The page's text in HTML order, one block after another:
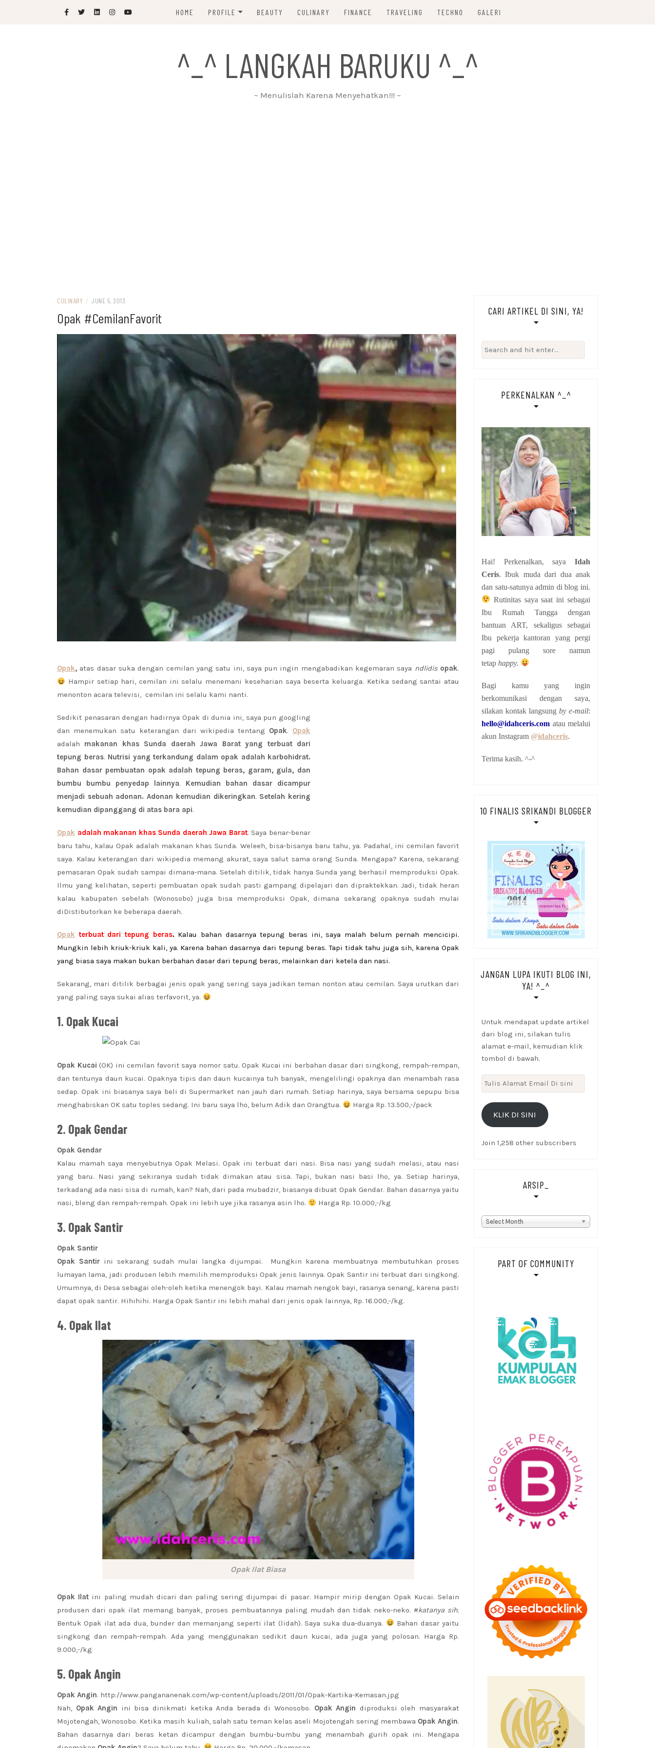
HOME PROFILE
DISCLAIMER
PRIVACY POLICY
BEAUTY CULINARY FINANCE TRAVELING TECHNO GALERI
^_^ LANGKAH BARUKU ^_^
~ Menulislah Karena Menyehatkan!!! ~
CULINARY / JUNE 5, 2013
Opak #CemilanFavorit
Opak, atas dasar suka dengan cemilan yang satu ini, saya pun ingin mengabadikan kegemaran saya ndlidis opak.
Hampir setiap hari, cemilan ini selalu menemani keseharian saya beserta keluarga. Ketika sedang santai atau
menonton acara televisi, cemilan ini selalu kami nanti.
Sedikit penasaran dengan hadirnya Opak di dunia ini, saya pun googling
dan menemukan satu keterangan dari wikipedia tentang Opak. Opak
adalah makanan khas Sunda daerah Jawa Barat yang terbuat dari
tepung beras. Nutrisi yang terkandung dalam opak adalah karbohidrat.
Bahan dasar pembuatan opak adalah tepung beras, garam, gula, dan
bumbu bumbu penyedap lainnya. Kemudian bahan dasar dicampur
menjadi sebuah adonan. Adonan kemudian dikeringkan. Setelah kering
kemudian dipanggang di atas bara api.
Opak adalah makanan khas Sunda daerah Jawa Barat. Saya benar-benar
baru tahu, kalau Opak adalah makanan khas Sunda. Weleeh, bisa-bisanya baru tahu, ya. Padahal, ini cemilan favorit
saya. Kalau keterangan dari wikipedia memang akurat, saya salut sama orang Sunda. Mengapa? Karena, sekarang
pemasaran Opak sudah sampai dimana-mana. Setelah ditilik, tidak hanya Sunda yang berhasil memproduksi Opak.
Ilmu yang kelihatan, seperti pembuatan opak sudah pasti gampang dipelajari dan dipraktekkan. Jadi, tidak heran
kalau kabupaten sebelah (Wonosobo) juga bisa memproduksi Opak, dimana sekarang opaknya sudah mulai
diDistibutorkan ke beberapa daerah.
Opak terbuat dari tepung beras. Kalau bahan dasarnya tepung beras ini, saya malah belum pernah mencicipi.
Mungkin lebih kriuk-kriuk kali, ya. Karena bahan dasarnya dari tepung beras. Tapi tidak tahu juga sih, karena Opak
yang biasa saya makan bukan berbahan dasar dari tepung beras, melainkan dari ketela dan nasi.
Sekarang, mari ditilik berbagai jenis opak yang sering saya jadikan teman nonton atau cemilan. Saya urutkan dari
yang paling saya sukai alias terfavorit, ya.
1. Opak Kucai
Opak Kucai (OK) ini cemilan favorit saya nomor satu. Opak Kucai ini berbahan dasar dari singkong, rempah-rempan,
dan tentunya daun kucai. Opaknya tipis dan daun kucainya tuh banyak, mengelilingi opaknya dan menambah rasa
sedap. Opak ini biasanya saya beli di Supermarket nan jauh dari rumah. Setiap harinya, saya bersama sepupu bisa
menghabiskan OK satu toples sedang. Ini baru saya lho, belum Adik dan Orangtua.
Harga Rp. 13.500,-/pack
2. Opak Gendar
Opak Gendar
Kalau mamah saya menyebutnya Opak Melasi. Opak ini terbuat dari nasi. Bisa nasi yang sudah melasi, atau nasi
yang baru. Nasi yang sekiranya sudah tidak dimakan atau sisa. Tapi, bukan nasi basi lho, ya. Setiap harinya,
terkadang ada nasi sisa di rumah, kan? Nah, dari pada mubadzir, biasanya dibuat Opak Gendar. Bahan dasarnya yaitu
nasi, bleng dan rempah-rempah. Opak ini lebih uye jika rasanya asin lho.
Harga Rp. 10.000,-/kg
3. Opak Santir
Opak Santir
Opak Santir ini sekarang sudah mulai langka dijumpai. Mungkin karena membuatnya membutuhkan proses
lumayan lama, jadi produsen lebih memilih memproduksi Opak jenis lainnya. Opak Santir ini terbuat dari singkong.
Umumnya, di Desa sebagai oleh-oleh ketika menengok bayi. Kalau mamah nengok bayi, rasanya senang, karena pasti
dapat opak santir. Hihihihi. Harga Opak Santir ini lebih mahal dari jenis opak lainnya, Rp. 16.000,-/kg.
4. Opak Ilat
Opak Ilat Biasa
Opak Ilat ini paling mudah dicari dan paling sering dijumpai di pasar. Hampir mirip dengan Opak Kucai. Selain
produsen dari opak ilat memang banyak, proses pembuatannya paling mudah dan tidak neko-neko. #katanya sih.
Bentuk Opak ilat ada dua, bunder dan memanjang seperti ilat (lidah). Saya suka dua-duanya.
Bahan dasar yaitu
singkong dan rempah-rempah. Ada yang menggunakan sedikit daun kucai, ada juga yang polosan. Harga Rp.
9.000,-/kg
5. Opak Angin
Opak Angin. http://www.pangananenak.com/wp-content/uploads/2011/01/Opak-Kartika-Kemasan.jpg
Nah, Opak Angin ini bisa dinikmati ketika Anda berada di Wonosobo. Opak Angin diproduksi oleh masyarakat
Mojotengah, Wonosobo. Ketika masih kuliah, salah satu teman kelas aseli Mojotengah sering membawa Opak Angin.
Bahan dasarnya dari beras ketan dicampur dengan bumbu-bumbu yang menambah gurih opak ini. Mengapa
CARI ARTIKEL DI SINI, YA!
Search
for:
PERKENALKAN ^_^
Hai! Perkenalkan, saya Idah
Ceris. Ibuk muda dari dua anak
dan satu-satunya admin di blog ini.
Rutinitas saya saat ini sebagai
Ibu Rumah Tangga dengan
bantuan ART, sekaligus sebagai
Ibu pekerja kantoran yang pergi
pagi pulang sore namun
tetap happy.
Bagi kamu yang ingin
berkomunikasi dengan saya,
silakan kontak langsung by e-mail:
hello@idahceris.com atau melalui
akun Instagram @idahceris.
Terima kasih. ^-^
10 FINALIS SRIKANDI BLOGGER
JANGAN LUPA IKUTI BLOG INI,
YA! ^_^
Untuk mendapat update artikel
dari blog ini, silakan tulis
alamat e-mail, kemudian klik
tombol di bawah.
Tulis
Alamat
Email
KLIK DI SINI
Join 1,258 other subscribers
ARSIP_
Arsip_
Select Month
PART OF COMMUNITY